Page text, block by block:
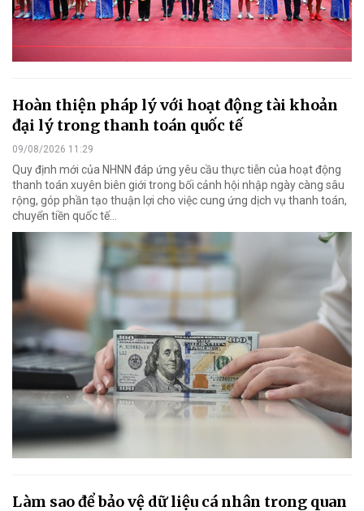
Hoàn thiện pháp lý với hoạt động tài khoản
đại lý trong thanh toán quốc tế
09/08/2026 11:29
Quy định mới của NHNN đáp ứng yêu cầu thực tiễn của hoạt động
thanh toán xuyên biên giới trong bối cảnh hội nhập ngày càng sâu
rộng, góp phần tạo thuận lợi cho việc cung ứng dịch vụ thanh toán,
chuyển tiền quốc tế...
Làm sao để bảo vệ dữ liệu cá nhân trong quan